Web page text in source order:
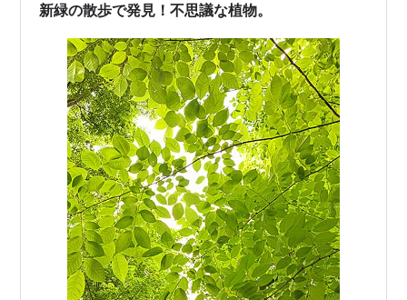
新緑の散歩で発見！不思議な植物。